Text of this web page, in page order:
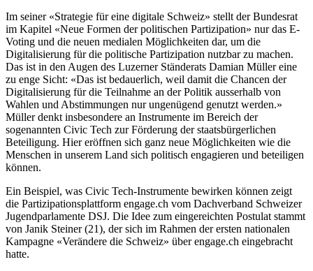
Im seiner «Strategie für eine digitale Schweiz» stellt der Bundesrat
im Kapitel «Neue Formen der politischen Partizipation» nur das E-
Voting und die neuen medialen Möglichkeiten dar, um die
Digitalisierung für die politische Partizipation nutzbar zu machen.
Das ist in den Augen des Luzerner Ständerats Damian Müller eine
zu enge Sicht: «Das ist bedauerlich, weil damit die Chancen der
Digitalisierung für die Teilnahme an der Politik ausserhalb von
Wahlen und Abstimmungen nur ungenügend genutzt werden.»
Müller denkt insbesondere an Instrumente im Bereich der
sogenannten Civic Tech zur Förderung der staatsbürgerlichen
Beteiligung. Hier eröffnen sich ganz neue Möglichkeiten wie die
Menschen in unserem Land sich politisch engagieren und beteiligen
können.
Ein Beispiel, was Civic Tech-Instrumente bewirken können zeigt
die Partizipationsplattform engage.ch vom Dachverband Schweizer
Jugendparlamente DSJ. Die Idee zum eingereichten Postulat stammt
von Janik Steiner (21), der sich im Rahmen der ersten nationalen
Kampagne «Verändere die Schweiz» über engage.ch eingebracht
hatte.